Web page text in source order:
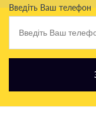
Введіть Ваш телефон